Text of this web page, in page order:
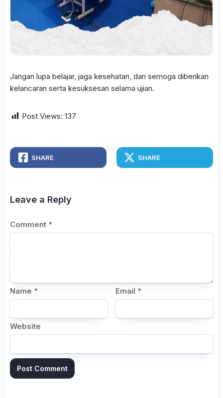
Jangan lupa belajar, jaga kesehatan, dan semoga diberikan
kelancaran serta kesuksesan selama ujian.
Post Views: 137
SHARE SHARE
Leave a Reply
Comment *
Name * Email *
Website